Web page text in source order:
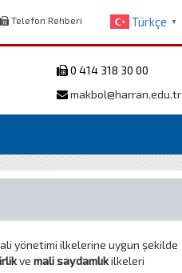
Telefon Rehberi Türkçe ▼
0 414 318 30 00
makbol@harran.edu.tr
yönetimi ilkelerine uygun şekilde
ve mali saydamlıkilkeleri